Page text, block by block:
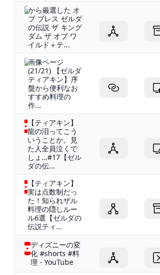
から厳選した オ
ブ ブレス ゼルダ
の伝説 ザ キング
ダム ザ オブ ワ
イルド＋テ...
画像ページ
(21/21) 【ゼルダ
ティアキン】序
盤から便利なお
すすめ料理の
作...
【ティアキン】
龍の泪ってこう
いうことか。見
た人全員泣くで
しょ…#17【ゼル
ダの伝...
【ティアキン】
実は点数制だっ
た！知られザル
料理の隠しルー
ル6選【ゼルダの
伝説ティ...
ディズニーの変
化 #shorts #料
理 - YouTube